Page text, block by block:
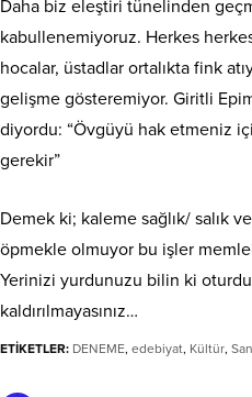
Daha biz eleştiri tünelinden
kabullenemiyoruz. Herkes
hocalar, üstadlar ortalıkta fink
gelişme gösteremiyor. Giritli
diyordu: “Övgüyü hak etmeniz
gerekir”
Demek ki; kaleme sağlık/ salık
öpmekle olmuyor bu işler
Yerinizi yurdunuzu bilin ki
kaldırılmayasınız…
ETİKETLER: DENEME, edebiyat, Kültür,